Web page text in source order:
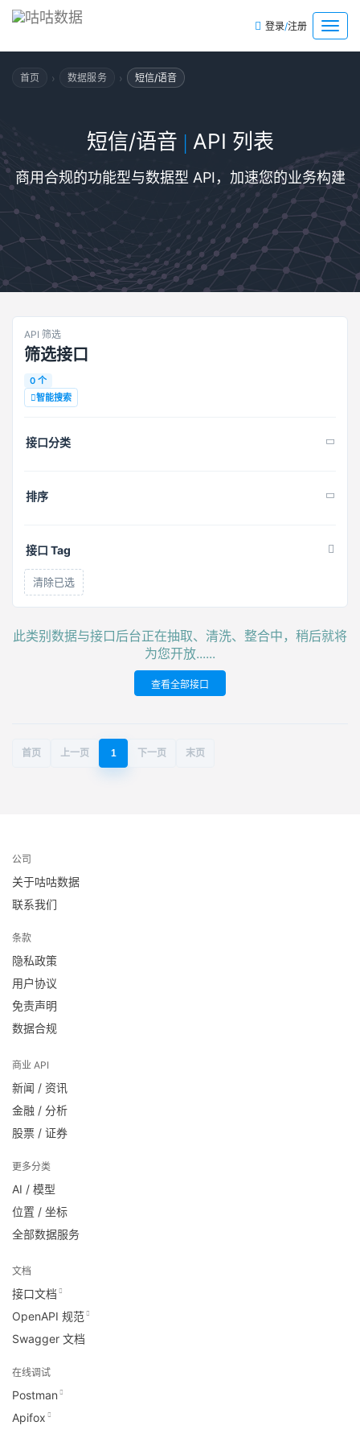
菜
单
登录/注册
首页 › 数据服务 › 短信/语音
短信/语音 | API 列表
商用合规的功能型与数据型 API，加速您的业务构建
API 筛选
筛选接口
0 个
智能搜索
接口分类
排序
接口 Tag
清除已选
此类别数据与接口后台正在抽取、清洗、整合中，稍后就将
为您开放......
查看全部接口
首页 上一页 1 下一页 末页
公司
关于咕咕数据
联系我们
条款
隐私政策
用户协议
免责声明
数据合规
商业 API
新闻 / 资讯
金融 / 分析
股票 / 证券
更多分类
AI / 模型
位置 / 坐标
全部数据服务
文档
接口文档
OpenAPI 规范
Swagger 文档
在线调试
Postman
Apifox